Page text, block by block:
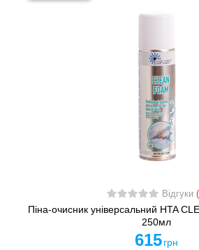
Відгуки
Піна-очисник універсальний HTA
250мл
615 грн